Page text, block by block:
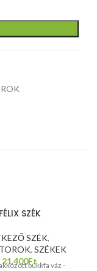
FÉLIX SZÉK
SZÉK,
, SZÉKEK
21.400Ft
bükkfa váz -